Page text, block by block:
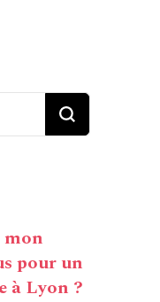
pour un
à Lyon ?